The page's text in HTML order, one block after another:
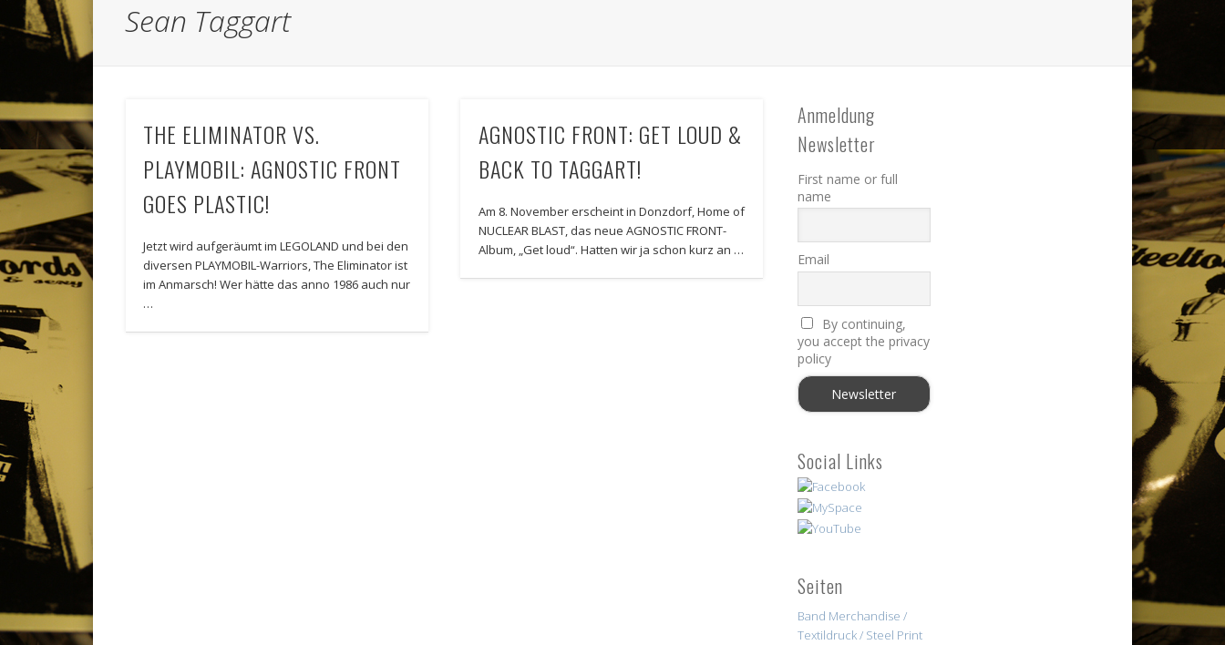
Sean Taggart
THE ELIMINATOR VS.
PLAYMOBIL: AGNOSTIC FRONT
GOES PLASTIC!
Jetzt wird aufgeräumt im LEGOLAND und bei den
diversen PLAYMOBIL-Warriors, The Eliminator ist
im Anmarsch! Wer hätte das anno 1986 auch nur
…
AGNOSTIC FRONT: GET LOUD &
BACK TO TAGGART!
Am 8. November erscheint in Donzdorf, Home of
NUCLEAR BLAST, das neue AGNOSTIC FRONT-
Album, „Get loud“. Hatten wir ja schon kurz an …
Anmeldung
Newsletter
First name or full
name
Email
By continuing,
you accept the privacy
policy
Social Links
Seiten
Band Merchandise /
Textildruck / Steel Print